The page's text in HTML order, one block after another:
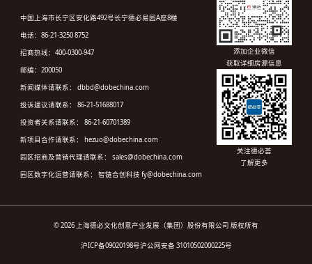
中国上海市长宁区安化路492号长宁德必易园A座8楼
电话：86-21-3250 8752
招商热线：400-0300-947
邮编：200050
新闻媒体请联系： dbbd@dobechina.com
投诉建议请联系： 86-21-51688017
投资者关系请联系： 86-21-60701389
新项目合作请联系： hezuo@dobechina.com
园区招商及营销代理请联系： sales@dobechina.com
园区数字化运营请联系： 智链合创科技 fy@dobechina.com
添加企业微信
获取详细房源信息
关注德必荟
了解更多
© 2026 上海德必文化创意产业发展（集团）股份有限公司 版权所有
沪ICP备09020198号沪公网安备 31010502000225号